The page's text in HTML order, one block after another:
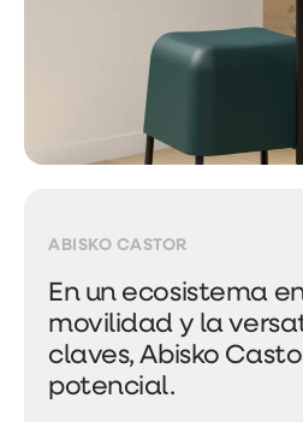
ABISKO CASTOR
En un ecosistema
movilidad y la
claves, Abisko
potencial.